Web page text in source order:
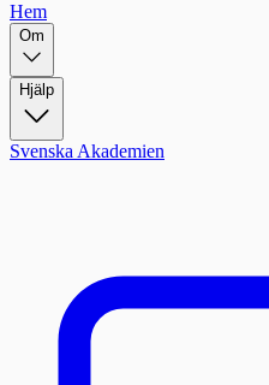
Hem
Om
Hjälp
Svenska Akademien